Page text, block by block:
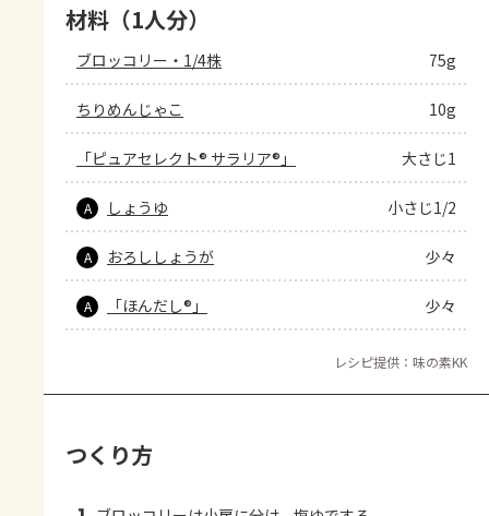
材料（1人分）
ブロッコリー・1/4株 75g
ちりめんじゃこ 10g
「ピュアセレクト® サラリア®」 大さじ1
A しょうゆ 小さじ1/2
A おろししょうが 少々
A 「ほんだし®」 少々
レシピ提供：味の素KK
つくり方